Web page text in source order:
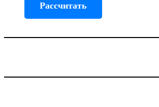
Рассчитать